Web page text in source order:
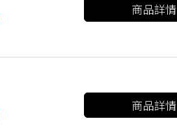
商品詳情
商品詳情